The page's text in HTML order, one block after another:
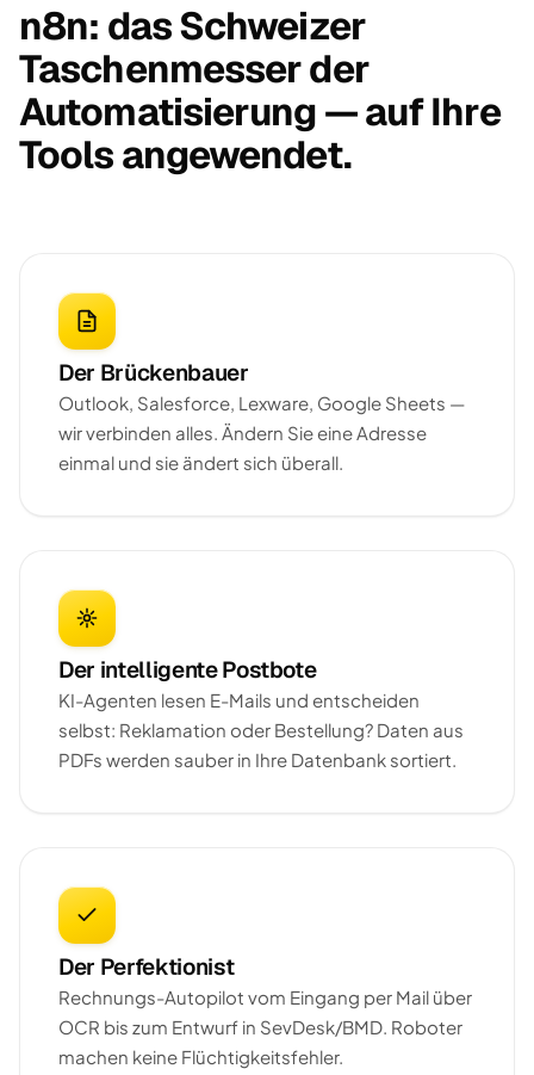
n8n: das Schweizer
Taschenmesser der
Automatisierung — auf Ihre
Tools angewendet.
Der Brückenbauer
Outlook, Salesforce, Lexware, Google Sheets —
wir verbinden alles. Ändern Sie eine Adresse
einmal und sie ändert sich überall.
Der intelligente Postbote
KI-Agenten lesen E-Mails und entscheiden
selbst: Reklamation oder Bestellung? Daten aus
PDFs werden sauber in Ihre Datenbank sortiert.
Der Perfektionist
Rechnungs-Autopilot vom Eingang per Mail über
OCR bis zum Entwurf in SevDesk/BMD. Roboter
machen keine Flüchtigkeitsfehler.